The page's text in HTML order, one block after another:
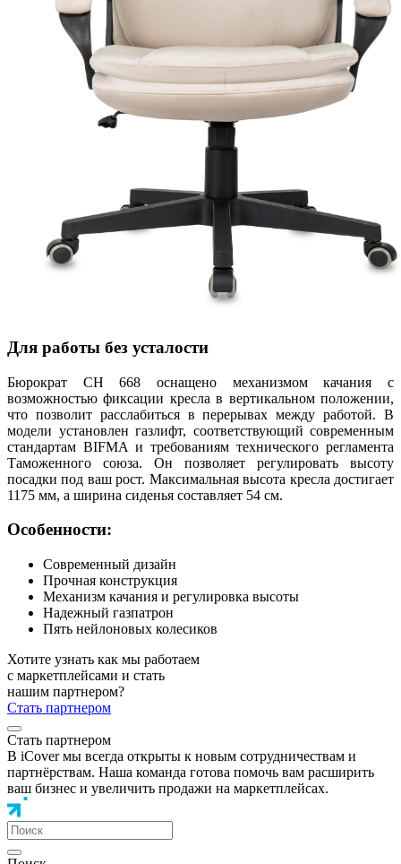
Для работы без усталости
Бюрократ CH 668 оснащено механизмом качания с
возможностью фиксации кресла в вертикальном положении,
что позволит расслабиться в перерывах между работой. В
модели установлен газлифт, соответствующий современным
стандартам BIFMA и требованиям технического регламента
Таможенного союза. Он позволяет регулировать высоту
посадки под ваш рост. Максимальная высота кресла достигает
1175 мм, а ширина сиденья составляет 54 см.
Особенности:
Современный дизайн
Прочная конструкция
Механизм качания и регулировка высоты
Надежный газпатрон
Пять нейлоновых колесиков
Хотите узнать как мы работаем
с маркетплейсами и стать
нашим партнером?
Стать партнером
Стать партнером
В iCover мы всегда открыты к новым сотрудничествам и
партнёрствам. Наша команда готова помочь вам расширить
ваш бизнес и увеличить продажи на маркетплейсах.